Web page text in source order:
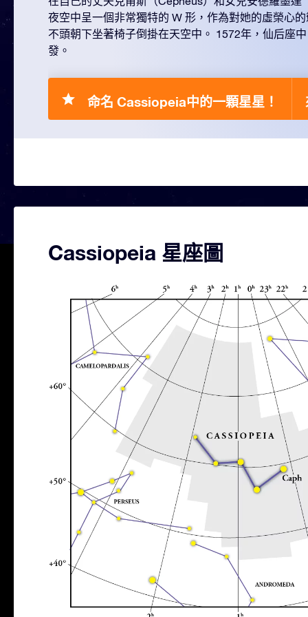
夜空中呈一個非常獨特的 W 形，作為對她的虛榮心
不頭朝下坐著椅子倒掛在天空中。 1572年，仙后座
發。
命名 Cassiopeia中的一顆星星！
Cassiopeia 星座圖